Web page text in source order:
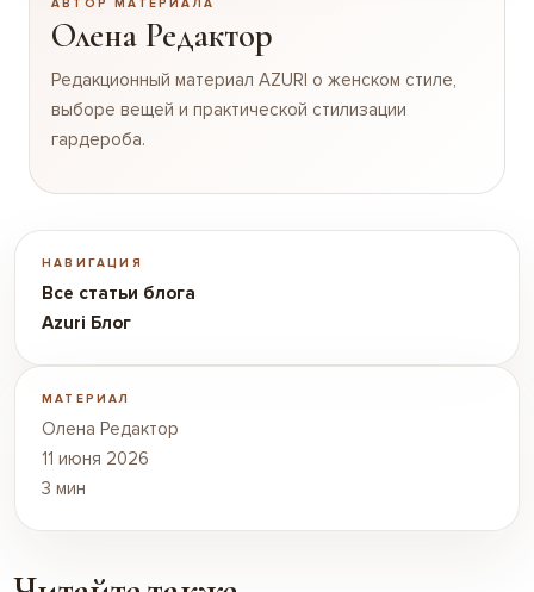
АВТОР МАТЕРИАЛА
Олена Редактор
Редакционный материал AZURI о женском стиле,
выборе вещей и практической стилизации
гардероба.
НАВИГАЦИЯ
Все статьи блога
Azuri Блог
МАТЕРИАЛ
Олена Редактор
11 июня 2026
3 мин